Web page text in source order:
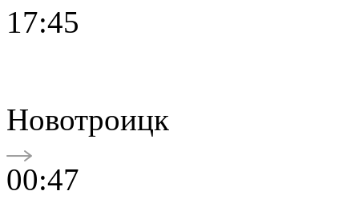
17:45
Новотроицк
00:47